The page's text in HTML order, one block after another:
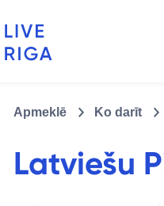
Apmeklē Ko darīt
Latviešu